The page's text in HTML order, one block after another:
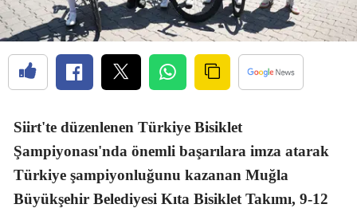
Siirt'te düzenlenen Türkiye Bisiklet
Şampiyonası'nda önemli başarılara imza atarak
Türkiye şampiyonluğunu kazanan Muğla
Büyükşehir Belediyesi Kıta Bisiklet Takımı, 9-12